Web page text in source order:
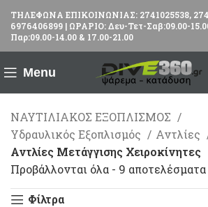
ΤΗΛΕΦΩΝΑ ΕΠΙΚΟΙΝΩΝΙΑΣ: 2741025538,
6976406899 | ΩΡΑΡΙΟ: Δευ-Τετ-Σαβ:09.00-
Παρ:09.00-14.00 & 17.00-21.00
Menu
ΝΑΥΤΙΛΙΑΚΟΣ ΕΞΟΠΛΙΣΜΟΣ
Υδραυλικός Εξοπλισμός
Αντλίες
Αντλίες Μετάγγισης Χειροκίνητες
Προβάλλονται όλα - 9 αποτελέσματα
Φίλτρα